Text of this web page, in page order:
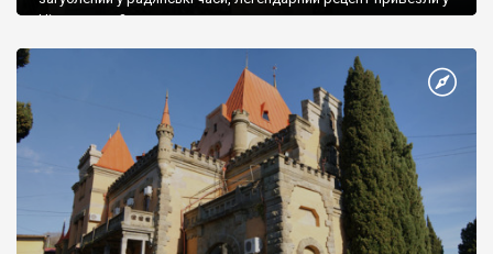
Ніжин греки?